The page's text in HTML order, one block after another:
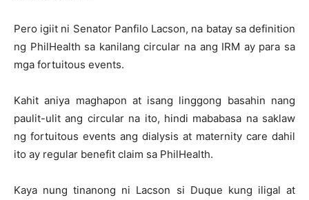
Pero igiit ni Senator Panfilo Lacson, na batay sa definition
ng PhilHealth sa kanilang circular na ang IRM ay para sa
mga fortuitous events.
Kahit aniya maghapon at isang linggong basahin nang
paulit-ulit ang circular na ito, hindi mababasa na saklaw
ng fortuitous events ang dialysis at maternity care dahil
ito ay regular benefit claim sa PhilHealth.
Kaya nung tinanong ni Lacson si Duque kung iligal at